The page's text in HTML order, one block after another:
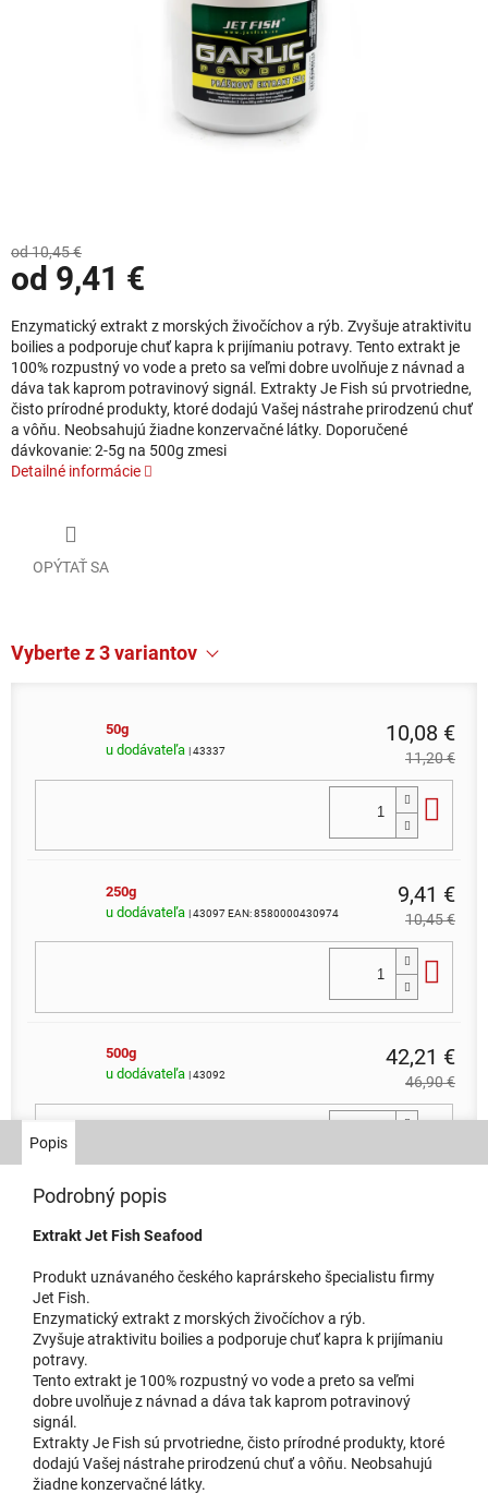
od 10,45 €
od 9,41 €
Jednotková cena:
Enzymatický extrakt z morských živočíchov a rýb. Zvyšuje atraktivitu
boilies a podporuje chuť kapra k prijímaniu potravy. Tento extrakt je
100% rozpustný vo vode a preto sa veľmi dobre uvolňuje z návnad a
dáva tak kaprom potravinový signál. Extrakty Je Fish sú prvotriedne,
čisto prírodné produkty, ktoré dodajú Vašej nástrahe prirodzenú chuť
a vôňu. Neobsahujú žiadne konzervačné látky. Doporučené
dávkovanie: 2-5g na 500g zmesi
Detailné informácie
OPÝTAŤ SA
Vyberte z 3 variantov
50g
u dodávateľa
| 43337
10,08 €
11,20 €
250g
u dodávateľa | 43097EAN:8580000430974
9,41 €
10,45 €
500g
u dodávateľa | 43092
42,21 €
46,90 €
Popis
Podrobný popis
Extrakt Jet Fish Seafood
Produkt uznávaného českého kaprárskeho špecialistu firmy
Jet Fish.
Enzymatický extrakt z morských živočíchov a rýb.
Zvyšuje atraktivitu boilies a podporuje chuť kapra k prijímaniu
potravy.
Tento extrakt je 100% rozpustný vo vode a preto sa veľmi
dobre uvolňuje z návnad a dáva tak kaprom potravinový
signál.
Extrakty Je Fish sú prvotriedne, čisto prírodné produkty, ktoré
dodajú Vašej nástrahe prirodzenú chuť a vôňu. Neobsahujú
žiadne konzervačné látky.